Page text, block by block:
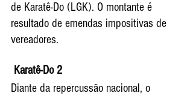
de Karatê-Do (LGK). O montante é
resultado de emendas impositivas de
vereadores.
Karatê-Do 2
Diante da repercussão nacional, o